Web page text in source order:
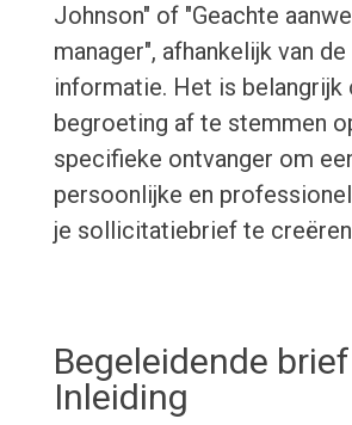
Johnson" of "Geachte
manager", afhankelijk van
informatie. Het is belangrijk
begroeting af te stemmen
specifieke ontvanger om
persoonlijke en
je sollicitatiebrief te
Begeleidende brief
Inleiding